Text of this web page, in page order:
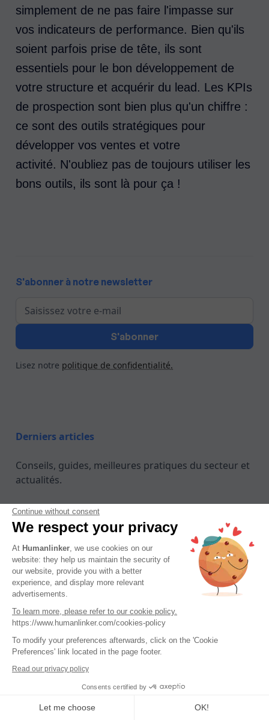
S'abonner à notre newsletter
Lisez notre politique de confidentialité.
simplement de ne pas faire l'impasse sur
vos indicateurs de performance. Bien qu'ils
soient parfois prise de tête, ils sont
essentiels pour le bon développement de
votre structure et acquérir du lead. Les KPIs
de prospection sont bien plus qu'un chiffre :
ce sont des outils stratégiques pour
développer vos ventes et votre
activité. N'oubliez pas de toujours utiliser les
bons outils, ils sont là pour ça !
Derniers articles
Conseils, guides, meilleures pratiques du secteur et
actualités.
Le DISC : un framework (toujours)
super pertinent pour vendre en 2025
Continue without consent
We respect your privacy
At Humanlinker , we use cookies on our
website: they help us maintain the security of
our website, provide you with a better
experience, and display more relevant
advertisements.
To learn more, please refer to our cookie policy.
https://www.humanlinker.com/cookies-policy
To modify your preferences afterwards, click on the 'Cookie
Preferences' link located in the page footer.
Read our privacy policy
Consents certified by
Let me choose OK!